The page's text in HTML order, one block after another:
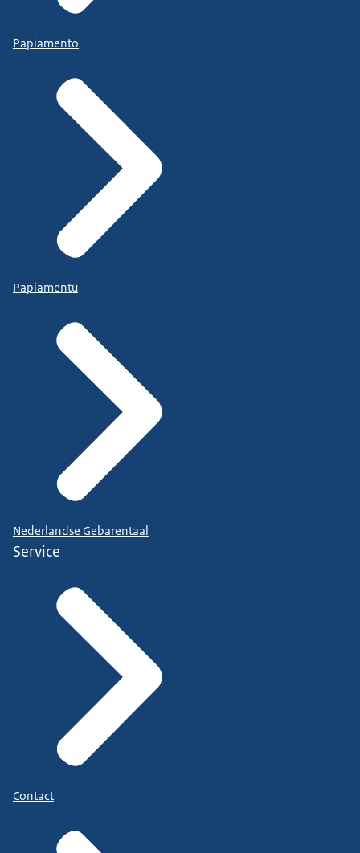
Papiamento
Papiamentu
Nederlandse Gebarentaal
Service
Contact